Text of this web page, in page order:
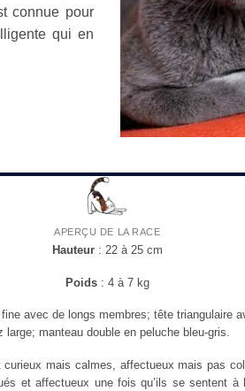
connue pour
qui en
APERÇU DE LA RACE
Hauteur: 22 à 25 cm
Poids: 4 à 7 kg
avec de longs membres; tête triangulaire
large; manteau double en peluche bleu-gris.
mais calmes, affectueux mais pas
et affectueux une fois qu’ils se sentent à